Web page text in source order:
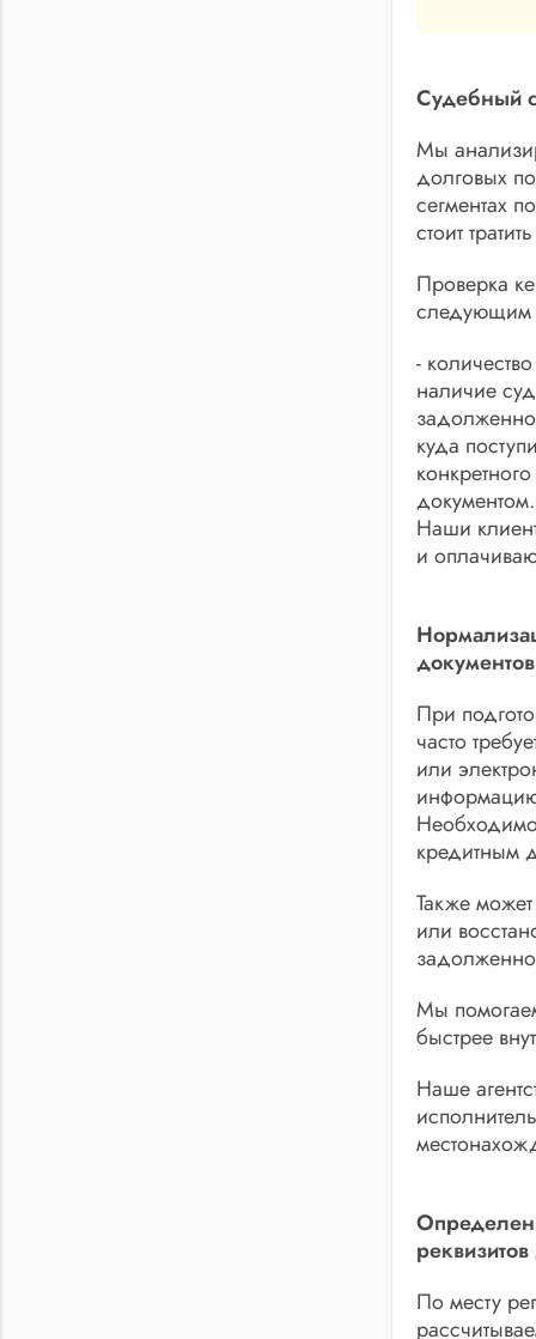
Судебный
Мы
долговых
сегментах
стоит
Проверка
следующим
-
наличие
куда
документом.
Наши
и
документов
При
часто
или
кредитным
Также
или
Мы
быстрее
Наше
По месту